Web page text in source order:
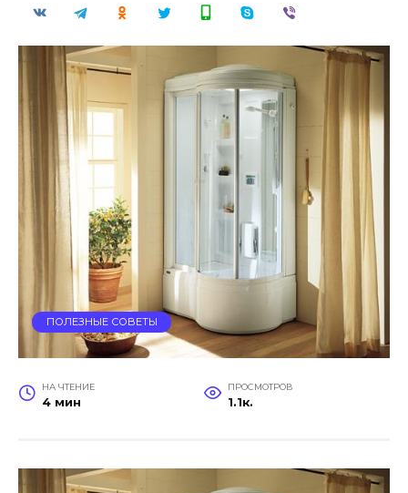
ПОЛЕЗНЫЕ СОВЕТЫ
НА ЧТЕНИЕ
4 мин
ПРОСМОТРОВ
1.1к.